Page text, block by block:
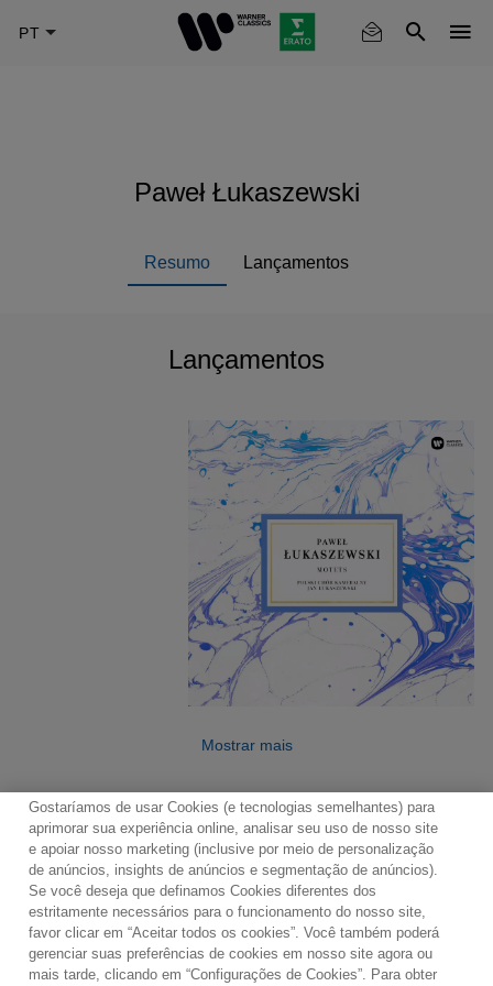
Paweł Łukaszewski
Resumo Lançamentos
Lançamentos
Mostrar mais
Contato Boletim de Notícias
Termos de Uso
Política de Privacidade
Mapa do Site
Política de Cookies
Configurações de Cookies
Gostaríamos de usar Cookies (e tecnologias semelhantes) para
aprimorar sua experiência online, analisar seu uso de nosso site
e apoiar nosso marketing (inclusive por meio de personalização
de anúncios, insights de anúncios e segmentação de anúncios).
Se você deseja que definamos Cookies diferentes dos
estritamente necessários para o funcionamento do nosso site,
favor clicar em “Aceitar todos os cookies”. Você também poderá
gerenciar suas preferências de cookies em nosso site agora ou
mais tarde, clicando em “Configurações de Cookies”. Para obter